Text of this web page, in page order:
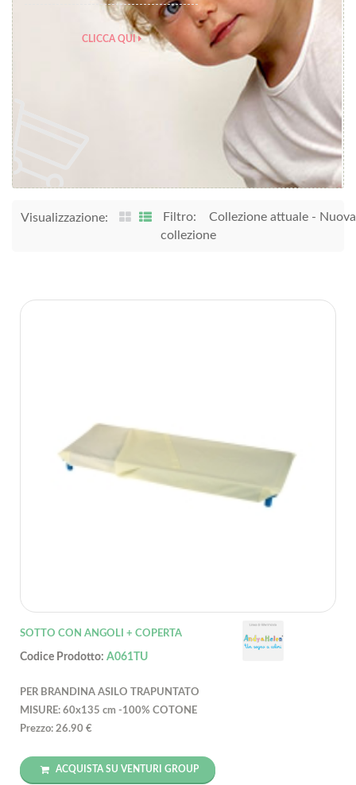
CLICCA QUI
Visualizzazione: Filtro: Collezione attuale- Nuova
collezione
SOTTO CON ANGOLI + COPERTA
Codice Prodotto: A061TU
PER BRANDINA ASILO TRAPUNTATO
MISURE: 60x135 cm -100% COTONE
Prezzo: 26.90 €
ACQUISTA SU VENTURI GROUP